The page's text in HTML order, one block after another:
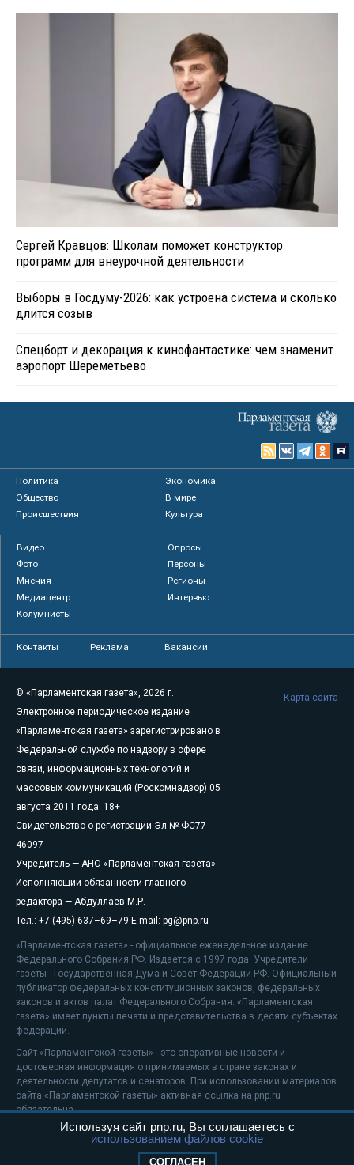
Сергей Кравцов: Школам поможет конструктор
программ для внеурочной деятельности
Выборы в Госдуму-2026: как устроена система и сколько
длится созыв
Спецборт и декорация к кинофантастике: чем знаменит
аэропорт Шереметьево
Политика
Экономика
Общество
В мире
Происшествия
Культура
Видео
Опросы
Фото
Персоны
Мнения
Регионы
Медиацентр
Интервью
Колумнисты
Контакты Реклама Вакансии
© «Парламентская газета», 2026 г.
Электронное периодическое издание
«Парламентская газета» зарегистрировано в
Федеральной службе по надзору в сфере
связи, информационных технологий и
массовых коммуникаций (Роскомнадзор) 05
августа 2011 года. 18+
Свидетельство о регистрации Эл № ФС77-
46097
Учредитель — АНО «Парламентская газета»
Исполняющий обязанности главного
редактора — Абдуллаев М.Р.
Тел.: +7 (495) 637–69–79 E-mail: pg@pnp.ru
«Парламентская газета» - официальное еженедельное издание
Федерального Собрания РФ. Издается с 1997 года. Учредители
газеты - Государственная Дума и Совет Федерации РФ. Официальный
публикатор федеральных конституционных законов, федеральных
законов и актов палат Федерального Собрания. «Парламентская
газета» имеет пункты печати и представительства в десяти субъектах
федерации.
Сайт «Парламентской газеты» - это оперативные новости и
достоверная информация о принимаемых в стране законах и
деятельности депутатов и сенаторов. При использовании материалов
сайта «Парламентской газеты» активная ссылка на pnp.ru
обязательна.
На информационном ресурсе применяютсярекомендательные
Положение о защите персональных данных
Карта сайта
Используя сайт pnp.ru, Вы соглашаетесь с
использованием файлов cookie
СОГЛАСЕН